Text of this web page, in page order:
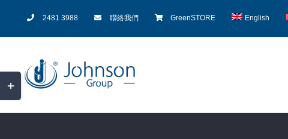
content
2481 3988 聯絡我們 GreenSTORE English
Toggle
Sliding